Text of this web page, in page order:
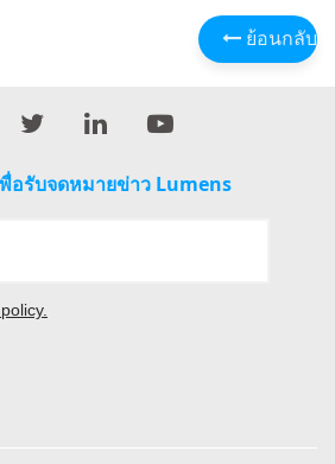
ย้อนกลับ
พื่อรับจดหมายข่าว Lumens